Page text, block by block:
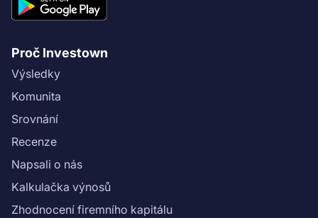
Proč Investown
Výsledky
Komunita
Srovnání
Recenze
Napsali o nás
Kalkulačka výnosů
Zhodnocení firemního kapitálu